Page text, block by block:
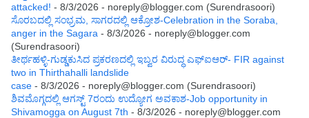
attacked! - 8/3/2026 - noreply@blogger.com (Surendrasoori)
ಸೊರಬದಲ್ಲಿ ಸಂಭ್ರಮ, ಸಾಗರದಲ್ಲಿ ಆಕ್ರೋಶ-Celebration in the Soraba,
anger in the Sagara - 8/3/2026 - noreply@blogger.com
(Surendrasoori)
ತೀರ್ಥಹಳ್ಳಿ-ಗುಡ್ಡಕುಸಿದ ಪ್ರಕರಣದಲ್ಲಿ ಇಬ್ವರ ವಿರುದ್ಧ ಎಫ್ಐಆರ್- FIR against
two in Thirthahalli landslide
case - 8/3/2026 - noreply@blogger.com (Surendrasoori)
ಶಿವಮೊಗ್ಗದಲ್ಲಿ ಆಗಸ್ಟ್ 7ರಂದು ಉದ್ಯೋಗ ಅವಕಾಶ-Job opportunity in
Shivamogga on August 7th - 8/3/2026 - noreply@blogger.com